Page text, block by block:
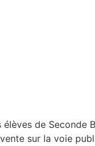
de
sur la voie